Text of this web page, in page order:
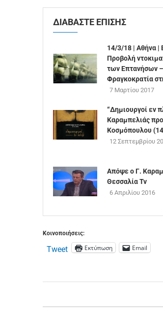
ΔΙΑΒΑΣΤΕ ΕΠΙΣΗΣ
14/3/18 | Αθήνα |
Προβολή
των Επτανήσων
Φραγκοκρατία
7 Μαρτίου 2017
“Δημιουργοί εν
Καραμπελιάς
Κοσμόπουλου
12 Σεπτεμβρίου
Απόψε ο Γ.
Θεσσαλία Tv
6 Απριλίου 2016
Κοινοποιήσεις:
Tweet Εκτύπωση Email